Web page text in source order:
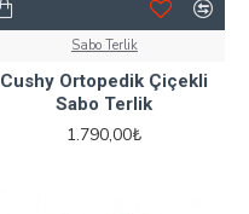
Sabo Terlik
Cushy Ortopedik Çiçekli
Sabo Terlik
1.790,00₺